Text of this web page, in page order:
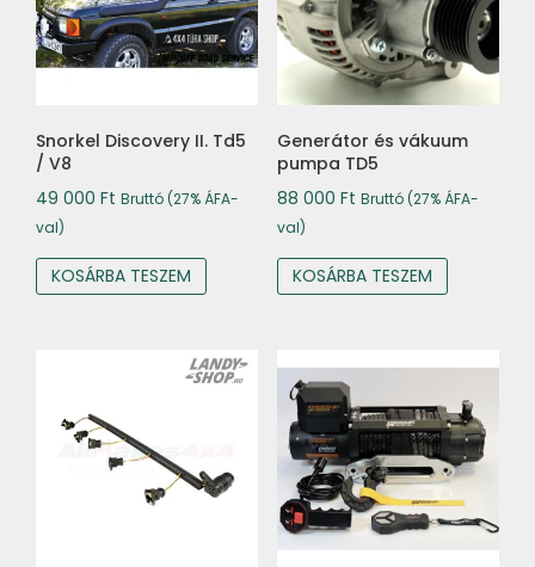
Snorkel Discovery II. Td5
/ V8
49 000 Ft Bruttó (27% ÁFA-
val)
KOSÁRBA TESZEM
Generátor és vákuum
pumpa TD5
88 000 Ft Bruttó (27% ÁFA-
val)
KOSÁRBA TESZEM